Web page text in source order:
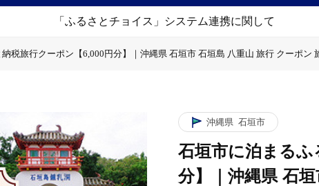
「ふるさとチョイス」システム連携に関して
税旅行クーポン【6,000円分】｜沖縄県 石垣市 石垣島 八重山 旅行 クーポン
沖縄県 石垣市
石垣市に泊まるふ
分】｜沖縄県 石